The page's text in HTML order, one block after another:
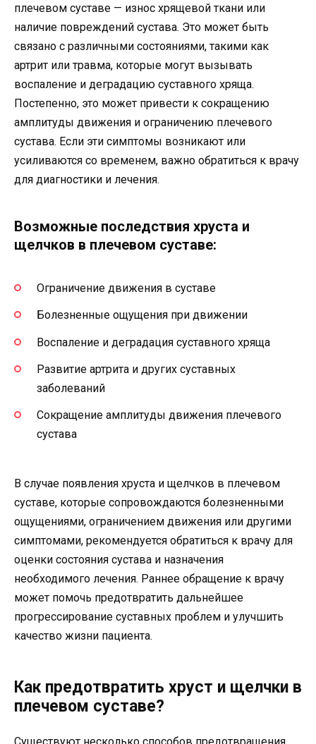
плечевом суставе — износ хрящевой ткани или
наличие повреждений сустава. Это может быть
связано с различными состояниями, такими как
артрит или травма, которые могут вызывать
воспаление и деградацию суставного хряща.
Постепенно, это может привести к сокращению
амплитуды движения и ограничению плечевого
сустава. Если эти симптомы возникают или
усиливаются со временем, важно обратиться к врачу
для диагностики и лечения.
Возможные последствия хруста и
щелчков в плечевом суставе:
Ограничение движения в суставе
Болезненные ощущения при движении
Воспаление и деградация суставного хряща
Развитие артрита и других суставных
заболеваний
Сокращение амплитуды движения плечевого
сустава
В случае появления хруста и щелчков в плечевом
суставе, которые сопровождаются болезненными
ощущениями, ограничением движения или другими
симптомами, рекомендуется обратиться к врачу для
оценки состояния сустава и назначения
необходимого лечения. Раннее обращение к врачу
может помочь предотвратить дальнейшее
прогрессирование суставных проблем и улучшить
качество жизни пациента.
Как предотвратить хруст и щелчки в
плечевом суставе?